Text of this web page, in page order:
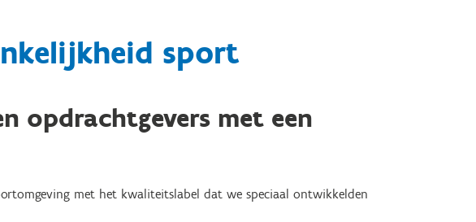
sport
opdrachtgevers met een
met het kwaliteitslabel dat we speciaal ontwikkelden